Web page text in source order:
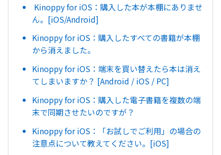
Kinoppy for iOS：購入した本が本棚にありませ
ん。[iOS/Android]
Kinoppy for iOS：購入したすべての書籍が本棚
から消えました。
Kinoppy for iOS：端末を買い替えたら本は消え
てしまいますか？ [Android / iOS / PC]
Kinoppy for iOS：購入した電子書籍を複数の端
末で同期させたいのですが？
Kinoppy for iOS：「お試しでご利用」の場合の
注意点について教えてください。[iOS]